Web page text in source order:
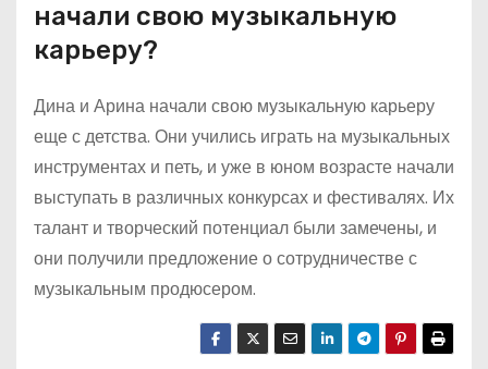
начали свою музыкальную
карьеру?
Дина и Арина начали свою музыкальную карьеру
еще с детства. Они учились играть на музыкальных
инструментах и петь, и уже в юном возрасте начали
выступать в различных конкурсах и фестивалях. Их
талант и творческий потенциал были замечены, и
они получили предложение о сотрудничестве с
музыкальным продюсером.